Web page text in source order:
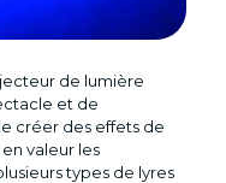
de lumière
et de
créer des effets de
valeur les
types de lyres